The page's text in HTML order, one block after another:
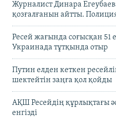
Журналист Динара
қозғалғанын айтты.
Ресей жағында соғысқан 51
Украинада тұтқында отыр
Путин елден кеткен
шектейтін заңға қол қойды
АҚШ Ресейдің құрлықтағы
енгізді